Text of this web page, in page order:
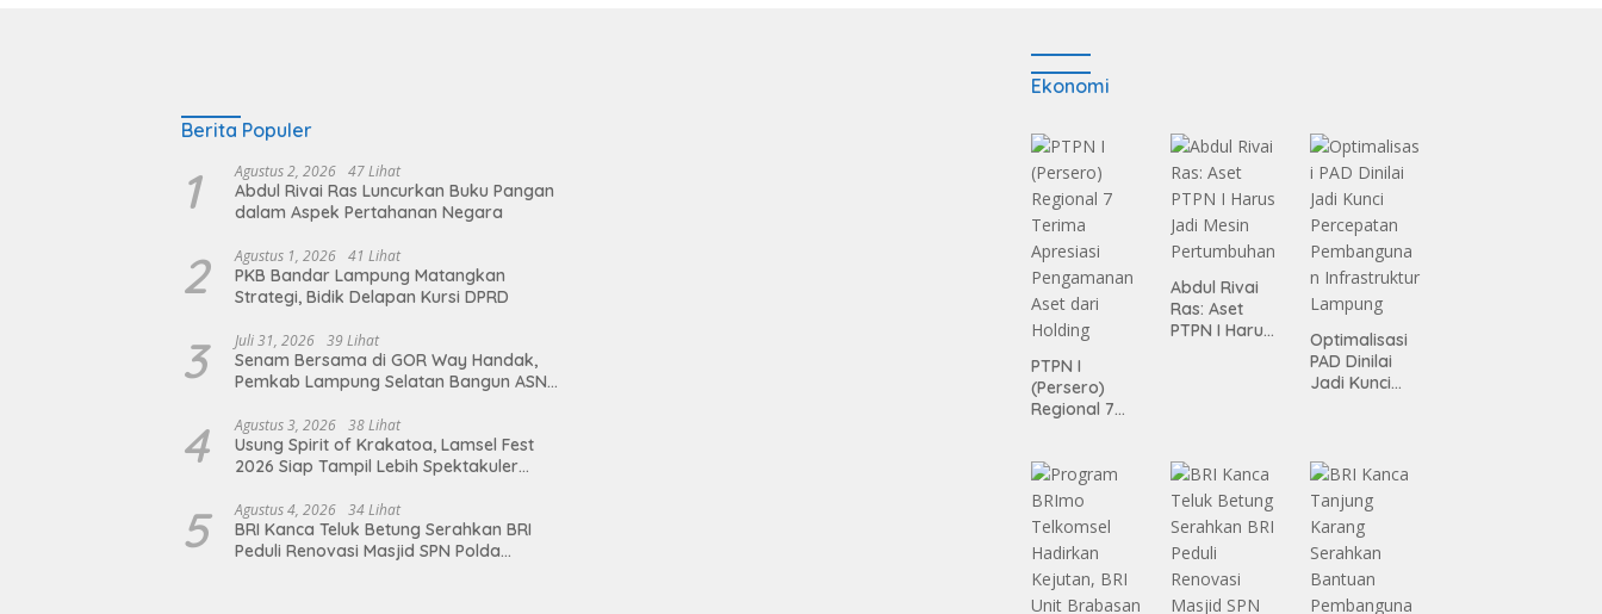
Berita Populer
1 Agustus 2, 2026 47 Lihat
Abdul Rivai Ras Luncurkan Buku Pangan
dalam Aspek Pertahanan Negara
2 Agustus 1, 2026 41 Lihat
PKB Bandar Lampung Matangkan
Strategi, Bidik Delapan Kursi DPRD
3 Juli 31, 2026 39 Lihat
Senam Bersama di GOR Way Handak,
Pemkab Lampung Selatan Bangun ASN
Terbaik
4 Agustus 3, 2026 38 Lihat
Usung Spirit of Krakatoa, Lamsel Fest
2026 Siap Tampil Lebih Spektakuler
Artis Ibu Kota
5 Agustus 4, 2026 34 Lihat
BRI Kanca Teluk Betung Serahkan BRI
Peduli Renovasi Masjid SPN Polda
Ekonomi
PTPN I
(Persero)
Regional 7
Pengamanan
Aset dari
Holding
Abdul Rivai
Ras: Aset
PTPN I Harus
Optimalisasi
PAD Dinilai
Jadi Kunci
Infrastruktur
Lampung